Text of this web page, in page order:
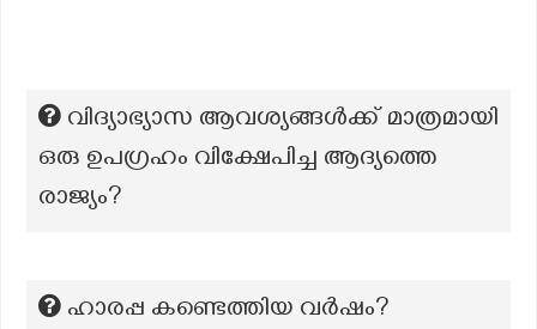
വിദ്യാഭ്യാസ ആവശ്യങ്ങൾക്ക് മാത്രമായി
ഒരു ഉപഗ്രഹം വിക്ഷേപിച്ച ആദ്യത്തെ
രാജ്യം?
ഹാരപ്പ കണ്ടെത്തിയ വർഷം?